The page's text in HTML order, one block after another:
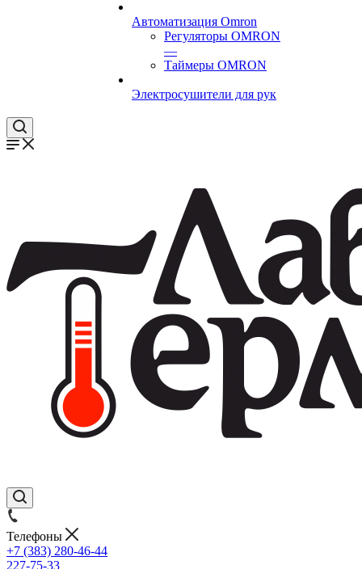
Автоматизация Omron
Регуляторы OMRON
—
Таймеры OMRON
Электросушители для рук
Телефоны
+7 (383) 280-46-44
227-75-33